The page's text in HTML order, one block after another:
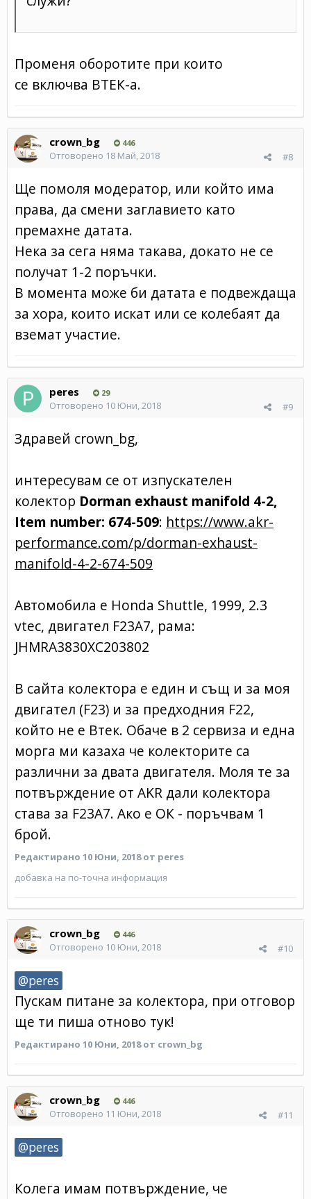
Променя оборотите при които
се включва ВТЕК-а.
crown_bg 446
#8
Отговорено 18 Май, 2018
Ще помоля модератор, или който има
права, да смени заглавието като
премахне датата.
Нека за сега няма такава, докато не се
получат 1-2 поръчки.
В момента може би датата е подвеждаща
за хора, които искат или се колебаят да
вземат участие.
peres 29
#9
Отговорено 10 Юни, 2018
Здравей crown_bg,
интересувам се от изпускателен
колектор Dorman exhaust manifold 4-2,
Item number: 674-509: https://www.akr-
performance.com/p/dorman-exhaust-
manifold-4-2-674-509
Автомобила е Honda Shuttle, 1999, 2.3
vtec, двигател F23А7, рама:
JHMRA3830XC203802
В сайта колектора е един и същ и за моя
двигател (F23) и за предходния F22,
който не е Втек. Обаче в 2 сервиза и една
морга ми казаха че колекторите са
различни за двата двигателя. Моля те за
потвърждение от АKR дали колектора
става за F23A7. Ако е ОК - поръчвам 1
брой.
Редактирано 10 Юни, 2018от peres
добавка на по-точна информация
crown_bg 446
#10
Отговорено 10 Юни, 2018
@peres
Пускам питане за колектора, при отговор
ще ти пиша отново тук!
Редактирано 10 Юни, 2018от crown_bg
crown_bg 446
#11
Отговорено 11 Юни, 2018
@peres
Колега имам потвърждение, че